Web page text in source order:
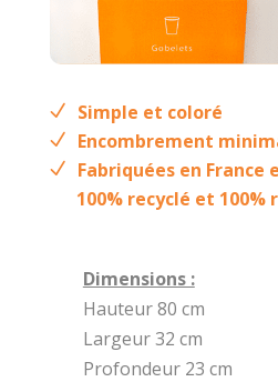
Simple et coloré
Encombrement
Fabriquées en France
100% recyclé et 100%
Dimensions :
Hauteur 80 cm
Largeur 32 cm
Profondeur 23 cm